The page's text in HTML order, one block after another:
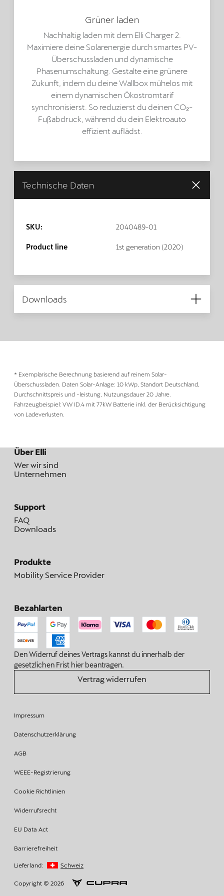
Grüner laden
Nachhaltig laden mit dem Elli Charger 2.
Maximiere deine Solarenergie durch smartes PV-
Überschussladen und dynamische
Phasenumschaltung. Gestalte eine grünere
Zukunft, indem du deine Wallbox mühelos mit
einem dynamischen Ökostromtarif
synchronisierst. So reduzierst du deinen CO₂-
Fußabdruck, während du dein Elektroauto
effizient auflädst.
Technische Daten
SKU: 2040489-01
Product line 1st generation (2020)
Downloads
* Exemplarische Berechnung basierend auf reinem Solar-
Überschussladen. Daten Solar-Anlage: 10 kWp, Standort Deutschland,
Durchschnittspreis und -leistung, Nutzungsdauer 20 Jahre.
Fahrzeugbeispiel: VW ID.4 mit 77kW Batterie inkl. der Berücksichtigung
von Ladeverlusten.
Über Elli
Wer wir sind
Unternehmen
Support
FAQ
Downloads
Produkte
Mobility Service Provider
Bezahlarten
Den Widerruf deines Vertrags kannst du innerhalb der
gesetzlichen Frist hier beantragen.
Vertrag widerrufen
Impressum
Datenschutzerklärung
AGB
WEEE-Registrierung
Cookie Richtlinien
Widerrufsrecht
EU Data Act
Barrierefreiheit
Lieferland: Schweiz
Copyright © 2026